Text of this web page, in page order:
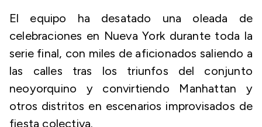
El equipo ha desatado una oleada de
celebraciones en Nueva York durante toda la
serie final, con miles de aficionados saliendo a
las calles tras los triunfos del conjunto
neoyorquino y convirtiendo Manhattan y
otros distritos en escenarios improvisados de
fiesta colectiva.